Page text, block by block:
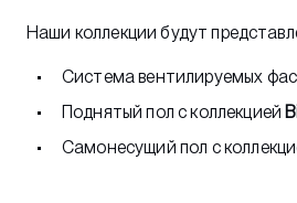
Наши коллекции будут
Система вентилируемых
Поднятый пол с коллекцией
Самонесущий пол с